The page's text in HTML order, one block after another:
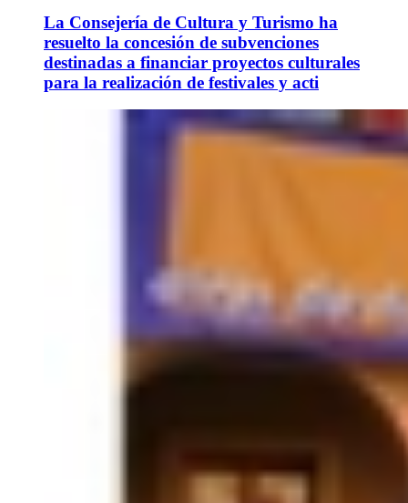
La Consejería de Cultura y Turismo ha
resuelto la concesión de subvenciones
destinadas a financiar proyectos culturales
para la realización de festivales y acti